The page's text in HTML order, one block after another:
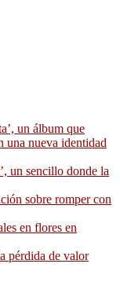
un álbum que
una nueva identidad
un sencillo donde la
sobre romper con
en flores en
pérdida de valor